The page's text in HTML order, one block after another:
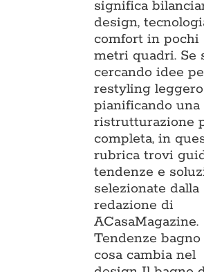
significa
design,
comfort in pochi
metri quadri. Se
cercando idee
restyling
pianificando una
ristrutturazione
completa, in
rubrica trovi
tendenze e
selezionate dalla
redazione di
ACasaMagazine.
Tendenze bagno
cosa cambia nel